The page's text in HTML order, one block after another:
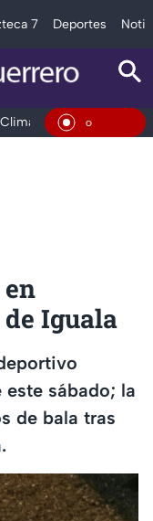
7 Deportes
Clima Deportes En
Iguala
este sábado; la
de bala tras